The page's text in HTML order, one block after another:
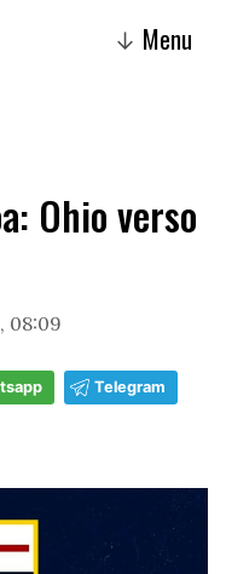
↓ Menu
Ohio verso
08:09
Telegram